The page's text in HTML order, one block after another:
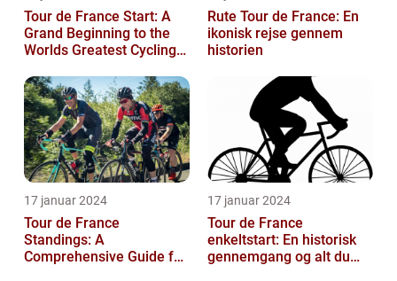
Tour de France Start: A
Grand Beginning to the
Worlds Greatest Cycling
Rute Tour de France: En
ikonisk rejse gennem
historien
17 januar 2024
Tour de France
Standings: A
Comprehensive Guide for
17 januar 2024
Tour de France
enkeltstart: En historisk
gennemgang og alt du